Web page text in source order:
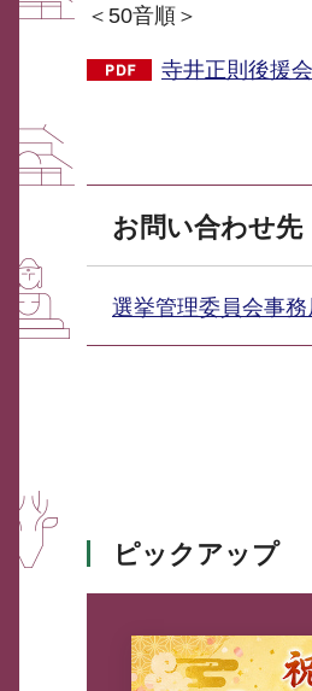
＜50音順＞
寺井正則後援
お問い合わせ先
選挙管理委員会事
ピックアップ